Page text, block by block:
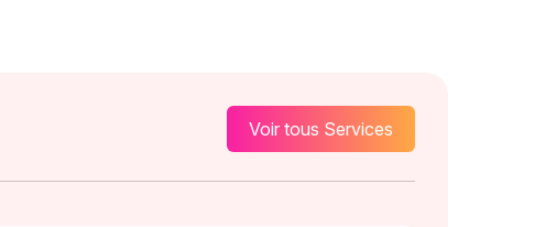
Voir tous Services